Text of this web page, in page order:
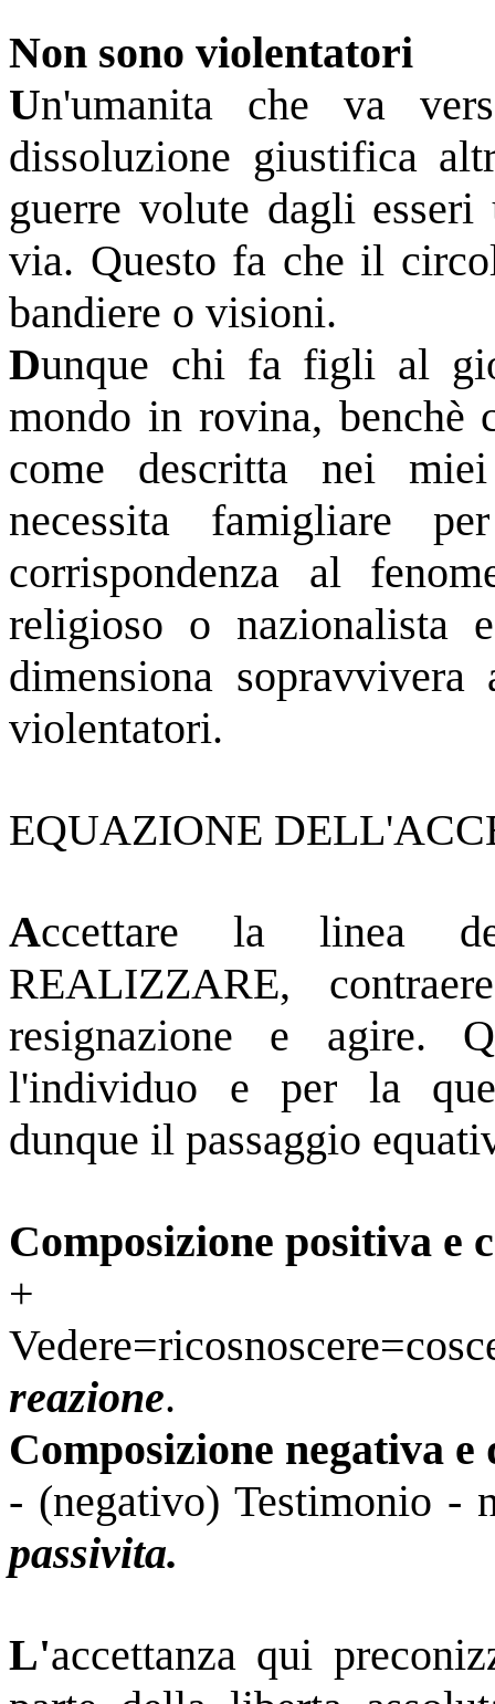
Non sono violentatori
Un'umanita che va
dissoluzione giustifica
guerre volute dagli
via. Questo fa che il
bandiere o visioni.
Dunque chi fa figli al
mondo in rovina, benchè
come descritta nei
necessita famigliare
corrispondenza al
religioso o nazionalista
dimensiona
violentatori.
EQUAZIONE
Accettare la linea
REALIZZARE,
resignazione e agire.
l'individuo e per la
dunque il passaggio
Composizione positiva e
+
reazione.
Composizione negativa
- (negativo) Testimonio -
passivita.
L'accettanza qui